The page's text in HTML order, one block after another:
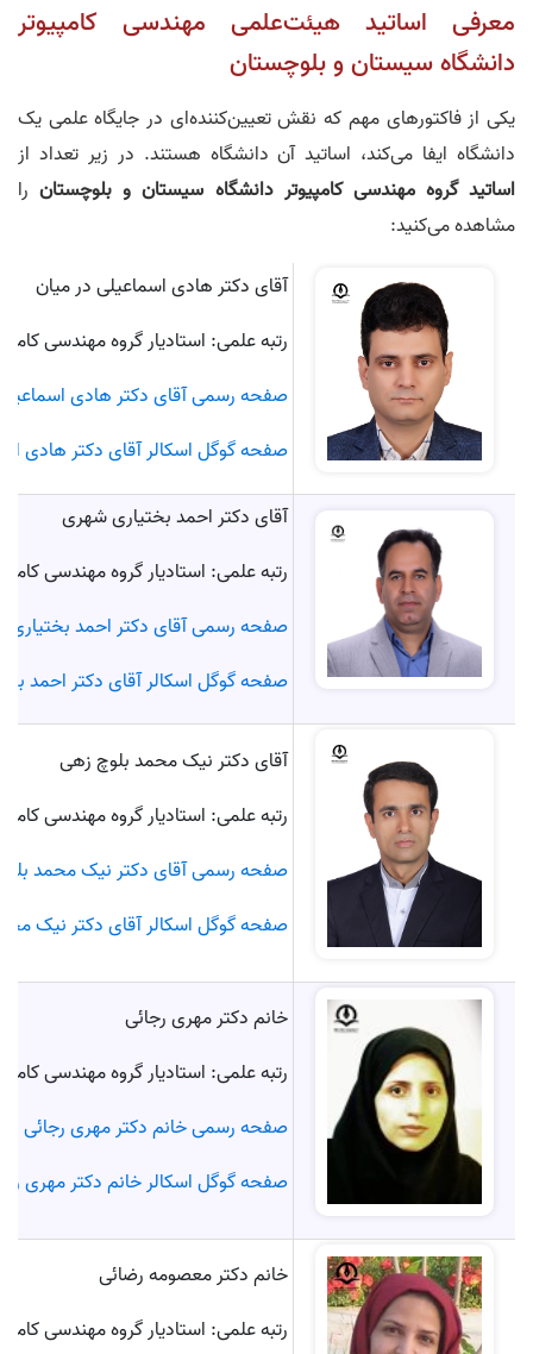
معرفی اساتید هیئت‌علمی مهندسی کامپیوتر
دانشگاه سیستان و بلوچستان
یکی از فاکتور‌های مهم که نقش تعیین‌کننده‌ای در جایگاه علمی یک
دانشگاه ایفا می‌کند، اساتید آن دانشگاه هستند. در زیر تعداد از
اساتید گروه مهندسی کامپیوتر دانشگاه سیستان و بلوچستانرا
مشاهده می‌کنید:
آقای دکتر هادی اسماعیلی در میان
رتبه علمی: استادیار گروه مهندسی
صفحه رسمی آقای دکتر هادی
صفحه گوگل اسکالر آقای دکتر هادی
آقای دکتر احمد بختیاری شهری
رتبه علمی: استادیار گروه مهندسی
صفحه رسمی آقای دکتر احمد
صفحه گوگل اسکالر آقای دکتر احمد
آقای دکتر نیک محمد بلوچ زهی
رتبه علمی: استادیار گروه مهندسی
صفحه رسمی آقای دکتر نیک محمد
صفحه گوگل اسکالر آقای دکتر نیک
خانم دکتر مهری رجائی
رتبه علمی: استادیار گروه مهندسی
صفحه رسمی خانم دکتر مهری رجائی
صفحه گوگل اسکالر خانم دکتر مهری
خانم دکتر معصومه رضائی
رتبه علمی: استادیار گروه مهندسی